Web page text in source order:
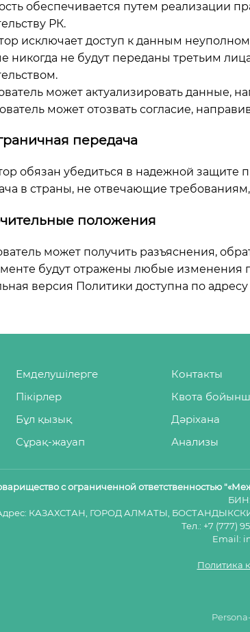
обеспечивается путем реализации
РК.
исключает доступ к данным
никогда не будут переданы третьим
может актуализировать данные,
может отозвать согласие,
передача
обязан убедиться в надежной защите
в страны, не отвечающие
положения
может получить разъяснения,
будут отражены любые изменения
версия Политики доступна по адресу
Емделушілерге
Пікірлер
Бұл қызық
Сұрақ-жауап
Контакты
Квота
Дәріхана
Анализы
с ограниченной ответственностью
БИН:
КАЗАХСТАН, ГОРОД АЛМАТЫ,
Тел.: +7 (777)
Email:
Политика